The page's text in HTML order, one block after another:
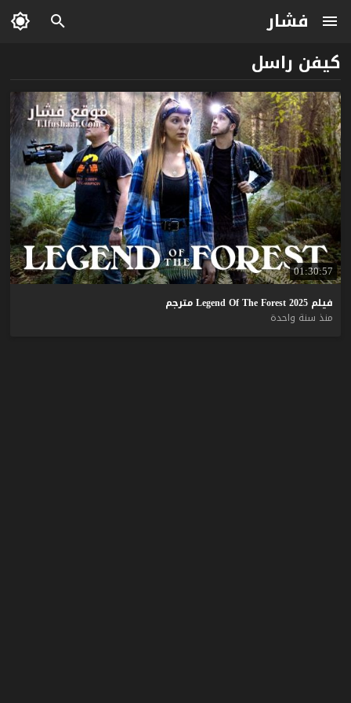
فشار
كيفن راسل
01:30:57
فيلم Legend Of The Forest 2025
مترجم
منذ سنة واحدة